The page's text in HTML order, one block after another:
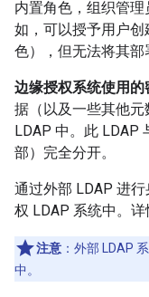
内置角色，组织管
如，可以授予用户
色），但无法将其部
边缘授权系统使用
据（以及一些其他
LDAP 中。此 LDAP
部）完全分开。
通过外部 LDAP 进
权 LDAP 系统中。详
注意 ：外部 LDAP
中。